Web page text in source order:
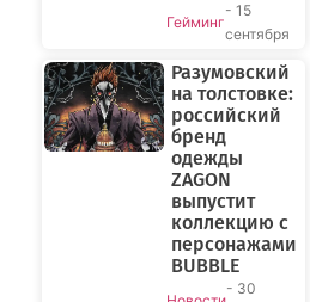
Гейминг
- 15
сентября
Разумовский
на толстовке:
российский
бренд
одежды
ZAGON
выпустит
коллекцию с
персонажами
BUBBLE
- 30